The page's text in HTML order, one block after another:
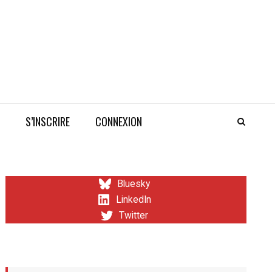
S’INSCRIRE CONNEXION
Bluesky
LinkedIn
Twitter